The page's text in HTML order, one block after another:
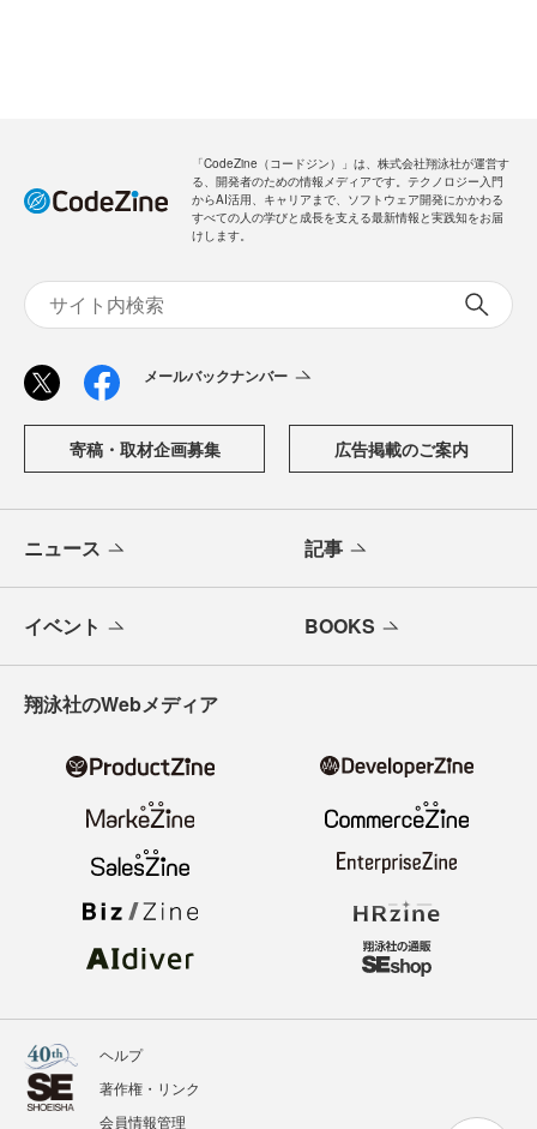
「CodeZine（コードジン）」は、株式会社翔泳社が運営す
る、開発者のための情報メディアです。テクノロジー入門
からAI活用、キャリアまで、ソフトウェア開発にかかわる
すべての人の学びと成長を支える最新情報と実践知をお届
けします。
メールバックナンバー
寄稿・取材企画募集 広告掲載のご案内
ニュース 記事
イベント BOOKS
翔泳社のWebメディア
ヘルプ
著作権・リンク
会員情報管理